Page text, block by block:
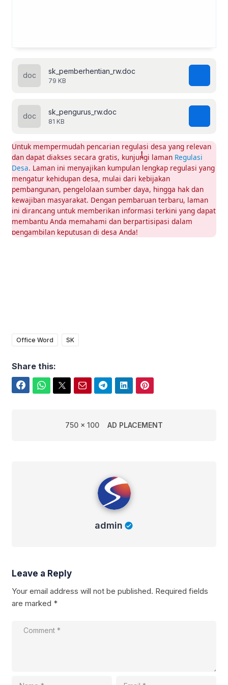
sk_pemberhentian_rw.doc
79 KB
sk_pengurus_rw.doc
81 KB
Untuk mempermudah pencarian regulasi desa yang relevan
dan dapat diakses secara gratis, kunjungi laman Regulasi
Desa. Laman ini menyajikan kumpulan lengkap regulasi yang
mengatur kehidupan desa, mulai dari kebijakan
pembangunan, pengelolaan sumber daya, hingga hak dan
kewajiban masyarakat. Dengan pembaruan terbaru, laman
ini dirancang untuk memberikan informasi terkini yang dapat
membantu Anda memahami dan berpartisipasi dalam
pengambilan keputusan di desa Anda!
Office Word SK
Share this:
750 x 100 AD PLACEMENT
admin
Leave a Reply
Your email address will not be published. Required fields
are marked *